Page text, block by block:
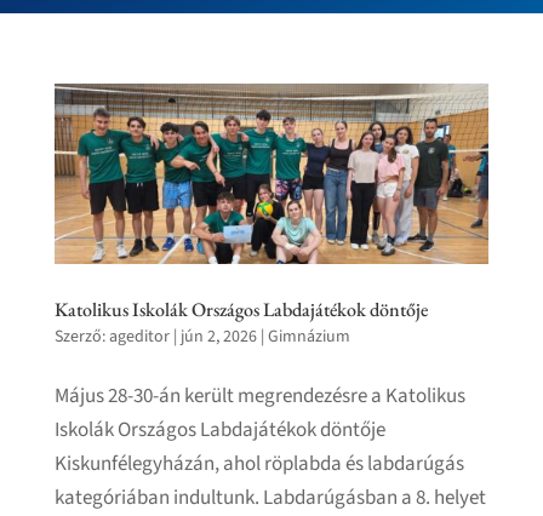
Katolikus Iskolák Országos Labdajátékok döntője
Szerző:ageditor| jún 2, 2026| Gimnázium
Május 28-30-án került megrendezésre a Katolikus
Iskolák Országos Labdajátékok döntője
Kiskunfélegyházán, ahol röplabda és labdarúgás
kategóriában indultunk. Labdarúgásban a 8. helyet